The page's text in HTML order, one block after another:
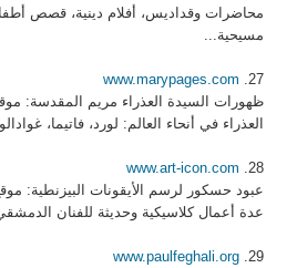
محاضرات وقداديس، أفلام دينية، قصص
مسيحية...
27.
www.marypages.com
ظهورات السيدة العذراء مريم المقدسة:
العذراء في أنحاء العالم: لورد، فاتيما،
28.
www.art-icon.com
عبود حسكور لرسم الأيقونات البيزنطية:
عدة أعمال كلاسيكية وحديثة للفنان
29.
www.paulfeghali.org